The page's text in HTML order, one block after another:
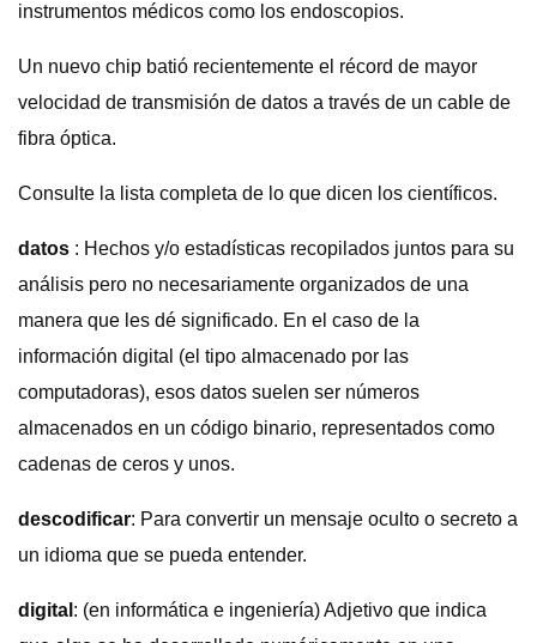
instrumentos médicos como los endoscopios.
Un nuevo chip batió recientemente el récord de mayor
velocidad de transmisión de datos a través de un cable de
fibra óptica.
Consulte la lista completa de lo que dicen los científicos.
datos : Hechos y/o estadísticas recopilados juntos para su
análisis pero no necesariamente organizados de una
manera que les dé significado. En el caso de la
información digital (el tipo almacenado por las
computadoras), esos datos suelen ser números
almacenados en un código binario, representados como
cadenas de ceros y unos.
descodificar: Para convertir un mensaje oculto o secreto a
un idioma que se pueda entender.
digital : (en informática e ingeniería) Adjetivo que indica